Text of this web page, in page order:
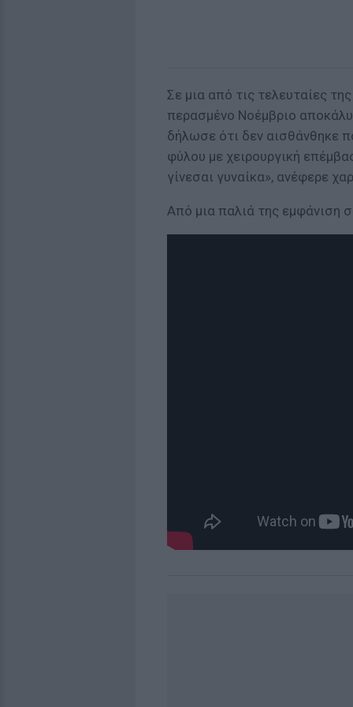
Σε μια από τις τελευταίες
περασμένο Νοέμβριο
δήλωσε ότι δεν αισθάνθηκε
φύλου με χειρουργική
γίνεσαι γυναίκα», ανέφερε
Από μια παλιά της εμφάνιση